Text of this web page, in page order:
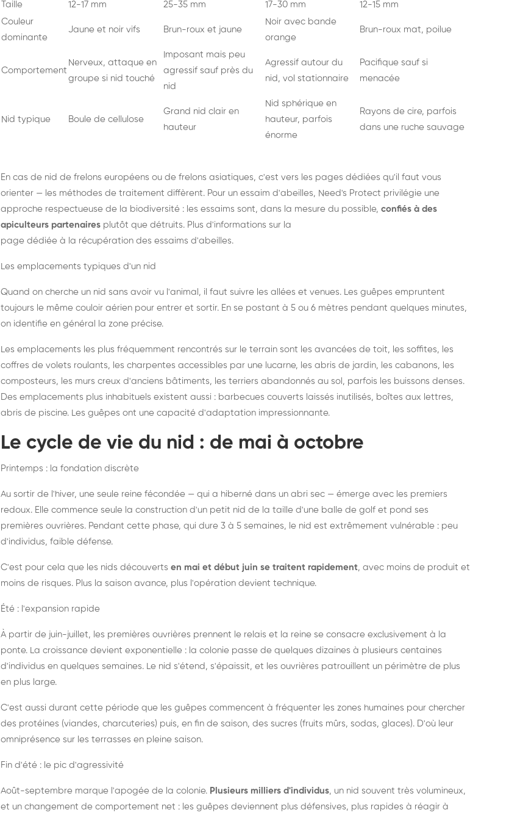
Taille
12-17 mm 25-35 mm 17-30 mm
12-15 mm
Couleur
dominante
Jaune et noir vifs Brun-roux et jaune
Noir avec bande
orange
Brun-roux mat, poilue
Comportement
Nerveux, attaque en
groupe si nid touché
Imposant mais peu
agressif sauf près du
nid
Agressif autour du
nid, vol stationnaire
Pacifique sauf si
menacée
Nid typique Boule de cellulose
Grand nid clair en
hauteur
Nid sphérique en
hauteur, parfois
énorme
Rayons de cire, parfois
dans une ruche sauvage
En cas de nid de frelons européens ou de frelons asiatiques, c'est vers les pages dédiées qu'il faut vous
orienter — les méthodes de traitement diffèrent. Pour un essaim d'abeilles, Need's Protect privilégie une
approche respectueuse de la biodiversité : les essaims sont, dans la mesure du possible, confiés à des
apiculteurs partenaires plutôt que détruits. Plus d'informations sur la
page dédiée à la récupération des essaims d'abeilles.
Les emplacements typiques d'un nid
Quand on cherche un nid sans avoir vu l'animal, il faut suivre les allées et venues. Les guêpes empruntent
toujours le même couloir aérien pour entrer et sortir. En se postant à 5 ou 6 mètres pendant quelques minutes,
on identifie en général la zone précise.
Les emplacements les plus fréquemment rencontrés sur le terrain sont les avancées de toit, les soffites, les
coffres de volets roulants, les charpentes accessibles par une lucarne, les abris de jardin, les cabanons, les
composteurs, les murs creux d'anciens bâtiments, les terriers abandonnés au sol, parfois les buissons denses.
Des emplacements plus inhabituels existent aussi : barbecues couverts laissés inutilisés, boîtes aux lettres,
abris de piscine. Les guêpes ont une capacité d'adaptation impressionnante.
Le cycle de vie du nid : de mai à octobre
Printemps : la fondation discrète
Au sortir de l'hiver, une seule reine fécondée — qui a hiberné dans un abri sec — émerge avec les premiers
redoux. Elle commence seule la construction d'un petit nid de la taille d'une balle de golf et pond ses
premières ouvrières. Pendant cette phase, qui dure 3 à 5 semaines, le nid est extrêmement vulnérable : peu
d'individus, faible défense.
C'est pour cela que les nids découverts en mai et début juin se traitent rapidement, avec moins de produit et
moins de risques. Plus la saison avance, plus l'opération devient technique.
Été : l'expansion rapide
À partir de juin-juillet, les premières ouvrières prennent le relais et la reine se consacre exclusivement à la
ponte. La croissance devient exponentielle : la colonie passe de quelques dizaines à plusieurs centaines
d'individus en quelques semaines. Le nid s'étend, s'épaissit, et les ouvrières patrouillent un périmètre de plus
en plus large.
C'est aussi durant cette période que les guêpes commencent à fréquenter les zones humaines pour chercher
des protéines (viandes, charcuteries) puis, en fin de saison, des sucres (fruits mûrs, sodas, glaces). D'où leur
omniprésence sur les terrasses en pleine saison.
Fin d'été : le pic d'agressivité
Août-septembre marque l'apogée de la colonie. Plusieurs milliers d'individus, un nid souvent très volumineux,
et un changement de comportement net : les guêpes deviennent plus défensives, plus rapides à réagir à